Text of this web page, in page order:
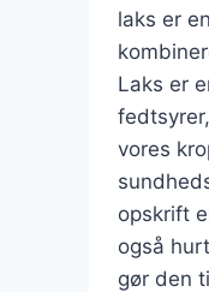
laks er
Laks er
vores
opskrift
også
gør den